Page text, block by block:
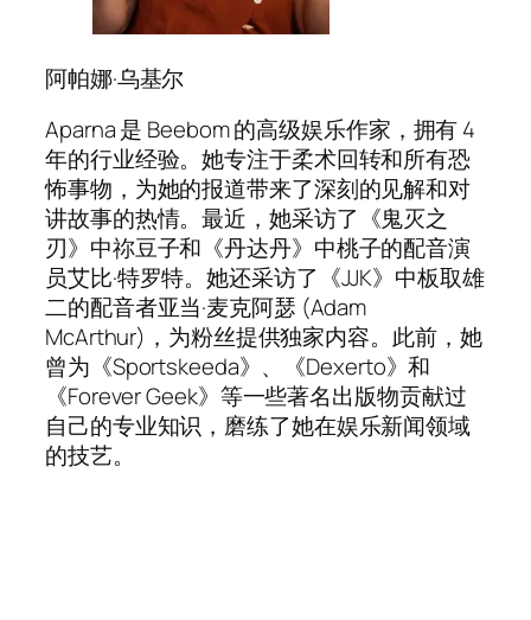
阿帕娜·乌基尔
Aparna 是 Beebom 的高级娱乐作家，拥有 4
年的行业经验。她专注于柔术回转和所有恐
怖事物，为她的报道带来了深刻的见解和对
讲故事的热情。最近，她采访了《鬼灭之
刃》中祢豆子和《丹达丹》中桃子的配音演
员艾比·特罗特。她还采访了《JJK》中板取雄
二的配音者亚当·麦克阿瑟 (Adam
McArthur)，为粉丝提供独家内容。此前，她
曾为《Sportskeeda》、《Dexerto》和
《Forever Geek》等一些著名出版物贡献过
自己的专业知识，磨练了她在娱乐新闻领域
的技艺。